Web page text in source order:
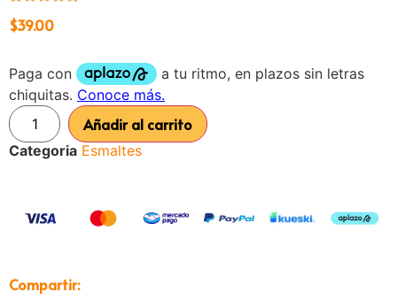
$39.00
Añadir al carrito
Categoria Esmaltes
Compartir: